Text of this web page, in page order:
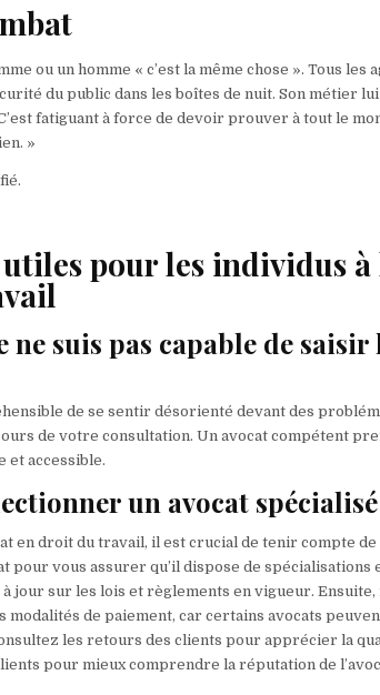
ou un homme « c’est la même chose ». Tous
du public dans les boîtes de nuit. Son métier
fatiguant à force de devoir prouver à tout le
»
utiles pour les individus
ne suis pas capable de
de se sentir désorienté devant des
de votre consultation. Un avocat compétent
et accessible.
un avocat
en droit du travail, il est crucial de tenir compte
pour vous assurer qu’il dispose de
à jour sur les lois et règlements en vigueur.
modalités de paiement, car certains avocats
les retours des clients pour apprécier la
pour mieux comprendre la réputation de